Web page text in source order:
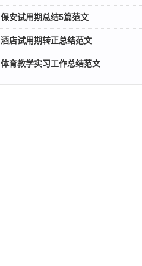
保安试用期总结5篇范文
酒店试用期转正总结范文
体育教学实习工作总结范文